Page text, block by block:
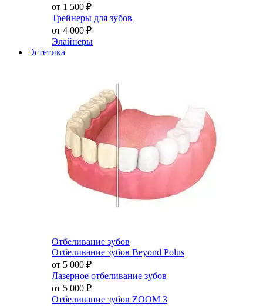
от 1 500 ₽
Трейнеры для зубов
от 4 000 ₽
Элайнеры
Эстетика
Отбеливание зубов
Отбеливание зубов Beyond Polus
от 5 000 ₽
Лазерное отбеливание зубов
от 5 000 ₽
Отбеливание зубов ZOOM 3